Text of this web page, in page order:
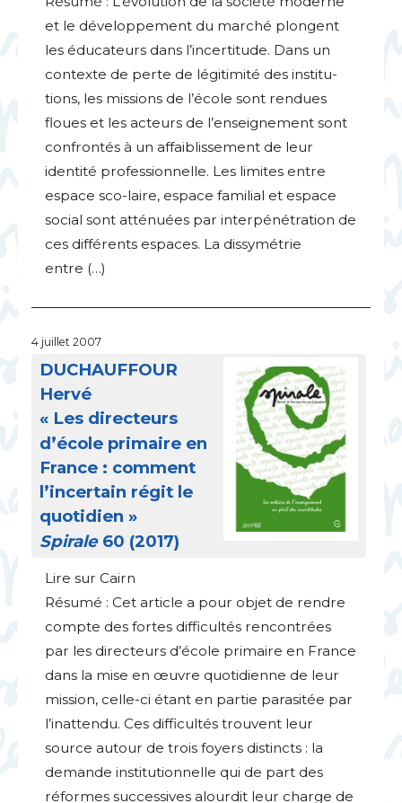
et le développement du marché plongent
les éducateurs dans l’incertitude. Dans un
contexte de perte de légitimité des institu-
tions, les missions de l’école sont rendues
floues et les acteurs de l’enseignement sont
confrontés à un affaiblissement de leur
identité professionnelle. Les limites entre
espace sco-laire, espace familial et espace
social sont atténuées par interpénétration de
ces différents espaces. La dissymétrie
entre (…)
4 juillet 2007
DUCHAUFFOUR
Hervé
« Les directeurs
d’école primaire en
France : comment
l’incertain régit le
quotidien »
Spirale60 (2017)
Lire sur Cairn
Résumé : Cet article a pour objet de rendre
compte des fortes difficultés rencontrées
par les directeurs d’école primaire en France
dans la mise en œuvre quotidienne de leur
mission, celle-ci étant en partie parasitée par
l’inattendu. Ces difficultés trouvent leur
source autour de trois foyers distincts : la
demande institutionnelle qui de part des
réformes successives alourdit leur charge de